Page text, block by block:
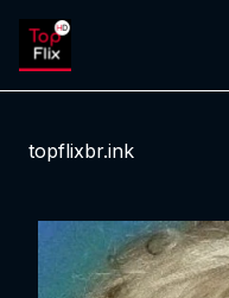
topflixbr.ink